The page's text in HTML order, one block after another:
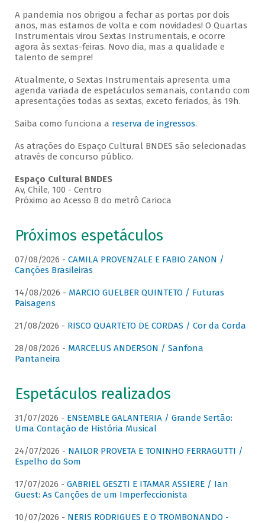
A pandemia nos obrigou a fechar as portas por dois
anos, mas estamos de volta e com novidades! O Quartas
Instrumentais virou Sextas Instrumentais, e ocorre
agora às sextas-feiras. Novo dia, mas a qualidade e
talento de sempre!
Atualmente, o Sextas Instrumentais apresenta uma
agenda variada de espetáculos semanais, contando com
apresentações todas as sextas, exceto feriados, às 19h.
Saiba como funciona a reserva de ingressos.
As atrações do Espaço Cultural BNDES são selecionadas
através de concurso público.
Espaço Cultural BNDES
Av, Chile, 100 - Centro
Próximo ao Acesso B do metrô Carioca
Próximos espetáculos
07/08/2026 - CAMILA PROVENZALE E FABIO ZANON /
Canções Brasileiras
14/08/2026 - MARCIO GUELBER QUINTETO / Futuras
Paisagens
21/08/2026 - RISCO QUARTETO DE CORDAS / Cor da Corda
28/08/2026 - MARCELUS ANDERSON / Sanfona
Pantaneira
Espetáculos realizados
31/07/2026 - ENSEMBLE GALANTERIA / Grande Sertão:
Uma Contação de História Musical
24/07/2026 - NAILOR PROVETA E TONINHO FERRAGUTTI /
Espelho do Som
17/07/2026 - GABRIEL GESZTI E ITAMAR ASSIERE / Ian
Guest: As Canções de um Imperfeccionista
10/07/2026 - NERIS RODRIGUES E O TROMBONANDO -